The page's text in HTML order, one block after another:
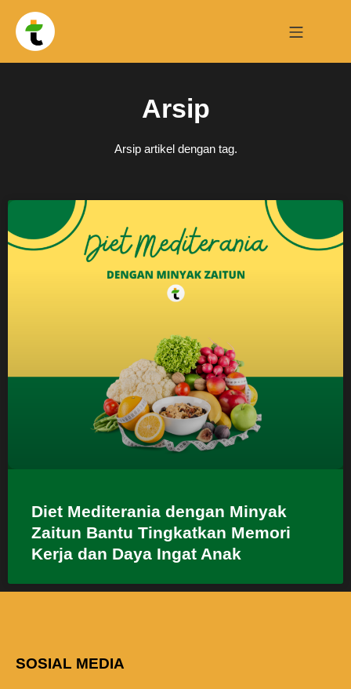
Arsip
Arsip artikel dengan tag.
Diet Mediterania dengan Minyak
Zaitun Bantu Tingkatkan Memori
Kerja dan Daya Ingat Anak
SOSIAL MEDIA